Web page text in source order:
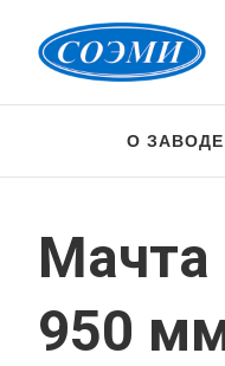
О ЗАВОДЕ
Мачта
950